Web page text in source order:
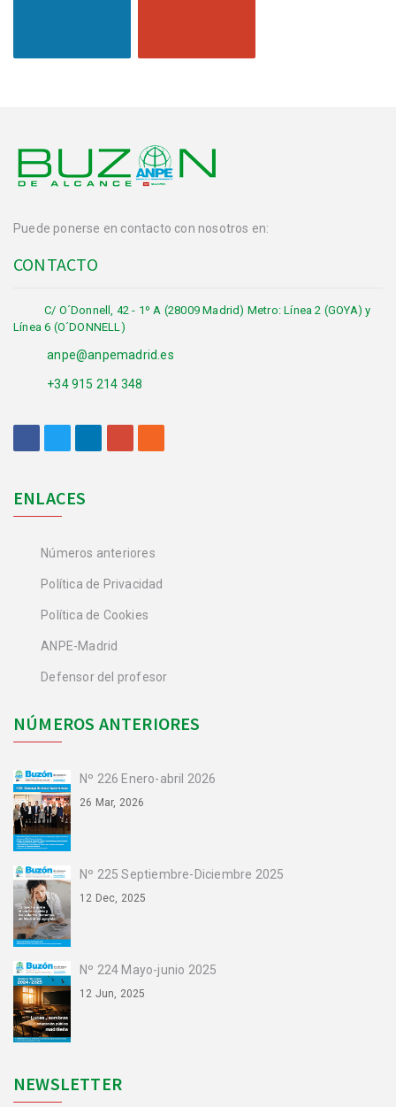
Puede ponerse en contacto con nosotros en:
CONTACTO
C/ O´Donnell, 42 - 1º A (28009 Madrid) Metro: Línea 2 (GOYA) y
Línea 6 (O´DONNELL)
anpe@anpemadrid.es
+34 915 214 348
ENLACES
Números anteriores
Política de Privacidad
Política de Cookies
ANPE-Madrid
Defensor del profesor
NÚMEROS ANTERIORES
Nº 226 Enero-abril 2026
26 Mar, 2026
Nº 225 Septiembre-Diciembre 2025
12 Dec, 2025
Nº 224 Mayo-junio 2025
12 Jun, 2025
NEWSLETTER